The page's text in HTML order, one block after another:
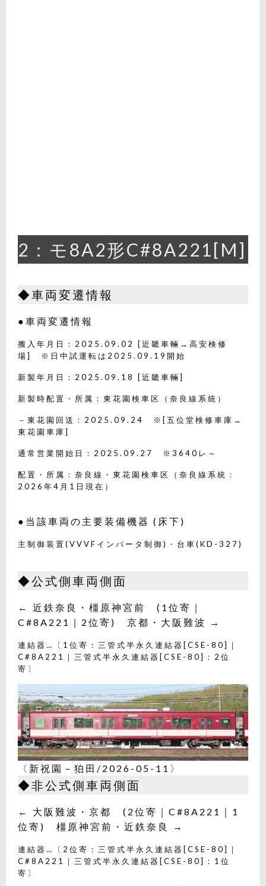
2：モ8A2形C#8A221[M]
◆車両変遷情報
●車両変遷情報
搬入年月日：2025.09.02 [近畿車輛→高安検修
場] ※日中試運転は2025.09.19開始
新製年月日：2025.09.18 [近畿車輛]
新製時配置・所属：東花園検車区（奈良線系統）
－東花園回送：2025.09.24 ※[五位堂検修車庫→
東花園車庫]
通常営業開始日：2025.09.27 ※3640レ～
配置・所属：奈良線・東花園検車区（奈良線系統：
2026年4月1日現在）
●当該車両の主要装備機器 (床下)
主制御装置(VVVFインバータ制御)・台車(KD-327)
◆公式側車両側面
← 近鉄奈良・橿原神宮前 (1位寄｜
C#8A221｜2位寄) 京都・大阪難波 →
連結器…〔1位寄：三管式半永久連結器[CSE-80]｜
C#8A221｜三管式半永久連結器[CSE-80]：2位
寄〕
〈新祝園－狛田/2026-05-11〉
◆非公式側車両側面
← 大阪難波・京都 (2位寄｜C#8A221｜1
位寄) 橿原神宮前・近鉄奈良 →
連結器…〔2位寄：三管式半永久連結器[CSE-80]｜
C#8A221｜三管式半永久連結器[CSE-80]：1位
寄〕